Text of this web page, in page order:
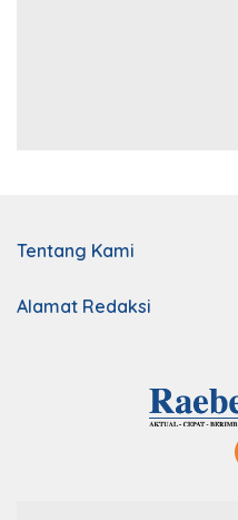
Tentang Kami
Alamat Redaksi